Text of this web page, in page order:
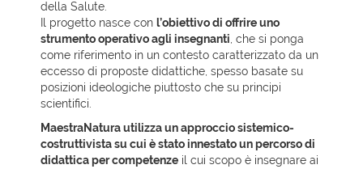
della Salute.
Il progetto nasce con l’obiettivo di offrire uno
strumento operativo agli insegnanti , che si ponga
come riferimento in un contesto caratterizzato da un
eccesso di proposte didattiche, spesso basate su
posizioni ideologiche piuttosto che su principi
scientifici.
MaestraNatura utilizza un approccio sistemico-
costruttivista su cui è stato innestato un percorso di
didattica per competenze il cui scopo è insegnare ai